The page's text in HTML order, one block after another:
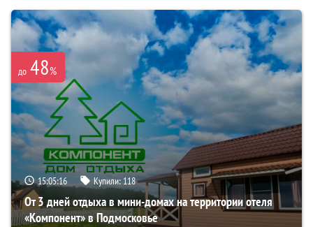
до 48%
15:05:15 Купили: 118
От 3 дней отдыха в мини-домах на территории отеля
«Компонент» в Подмосковье